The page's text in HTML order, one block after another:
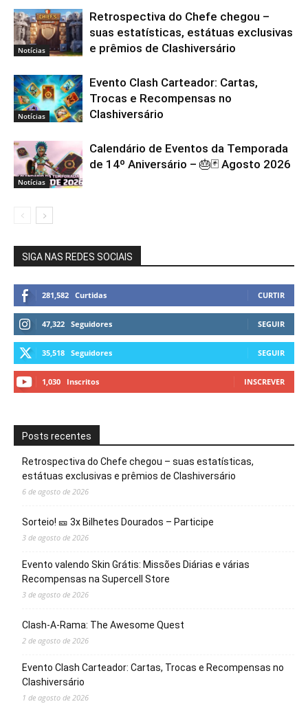
Notícias
Retrospectiva do Chefe chegou –
suas estatísticas, estátuas exclusivas
e prêmios de Clashiversário
Notícias
Evento Clash Carteador: Cartas,
Trocas e Recompensas no
Clashiversário
Notícias
Calendário de Eventos da Temporada
de 14º Aniversário – 🎂🃏 Agosto 2026
SIGA NAS REDES SOCIAIS
281,582 Curtidas CURTIR
47,322 Seguidores SEGUIR
35,518 Seguidores SEGUIR
1,030 Inscritos INSCREVER
Posts recentes
Retrospectiva do Chefe chegou – suas estatísticas,
estátuas exclusivas e prêmios de Clashiversário
6 de agosto de 2026
Sorteio! 🎫 3x Bilhetes Dourados – Participe
3 de agosto de 2026
Evento valendo Skin Grátis: Missões Diárias e várias
Recompensas na Supercell Store
3 de agosto de 2026
Clash-A-Rama: The Awesome Quest
2 de agosto de 2026
Evento Clash Carteador: Cartas, Trocas e Recompensas no
Clashiversário
1 de agosto de 2026